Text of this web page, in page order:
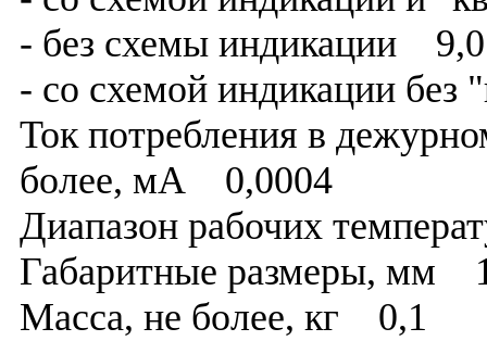
- без схемы индикации
- со схемой индикации
Ток потребления в
более, мА 0,0004
Диапазон рабочих
Габаритные размеры, мм
Масса, не более, кг 0,1